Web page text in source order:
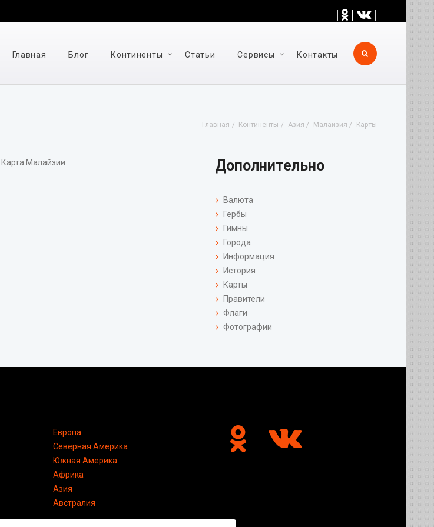
| | |
Главная Блог Континенты Статьи Cервисы Контакты
Главная Континенты Азия Малайзия Карты
Карта Малайзии Дополнительно
Валюта
Гербы
Гимны
Города
Информация
История
Карты
Правители
Флаги
Фотографии
Европа
Северная Америка
Южная Америка
Африка
Азия
Австралия